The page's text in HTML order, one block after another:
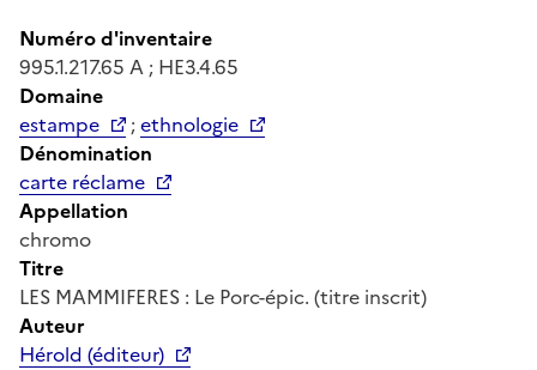
Numéro d'inventaire
995.1.217.65 A ; HE3.4.65
Domaine
estampe
;ethnologie
Dénomination
carte réclame
Appellation
chromo
Titre
LES MAMMIFERES : Le Porc-épic. (titre inscrit)
Auteur
Hérold (éditeur)